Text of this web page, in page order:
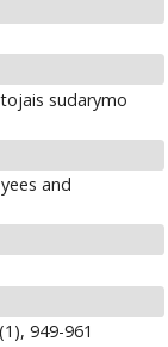
sudarymo
and
949-961